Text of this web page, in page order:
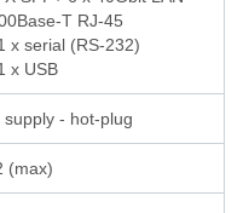
T RJ-45
x serial (RS-232)
x USB
- hot-plug
(max)